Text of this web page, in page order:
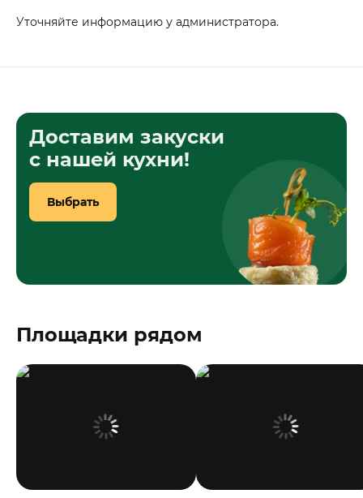
Уточняйте информацию у администратора.
Доставим закуски
с нашей кухни!
Выбрать
Площадки рядом